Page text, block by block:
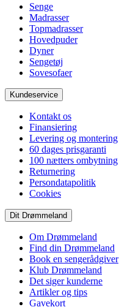
Senge
Madrasser
Topmadrasser
Hovedpuder
Dyner
Sengetøj
Sovesofaer
Kundeservice
Kontakt os
Finansiering
Levering og montering
60 dages prisgaranti
100 nætters ombytning
Returnering
Persondatapolitik
Cookies
Dit Drømmeland
Om Drømmeland
Find din Drømmeland
Book en sengerådgiver
Klub Drømmeland
Det siger kunderne
Artikler og tips
Gavekort